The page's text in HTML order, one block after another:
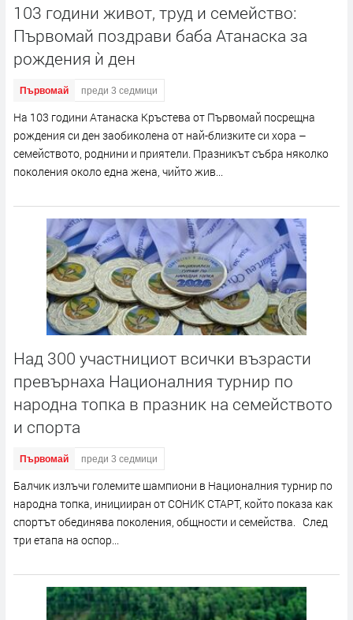
103 години живот, труд и семейство:
Първомай поздрави баба Атанаска за
рождения ѝ ден
Първомай преди 3 седмици
На 103 години Атанаска Кръстева от Първомай посрещна
рождения си ден заобиколена от най-близките си хора –
семейството, роднини и приятели. Празникът събра няколко
поколения около една жена, чийто жив...
Над 300 участнициот всички възрасти
превърнаха Националния турнир по
народна топка в празник на семейството
и спорта
Първомай преди 3 седмици
Балчик излъчи големите шампиони в Националния турнир по
народна топка, иницииран от СОНИК СТАРТ, който показа как
спортът обединява поколения, общности и семейства. След
три етапа на оспор...